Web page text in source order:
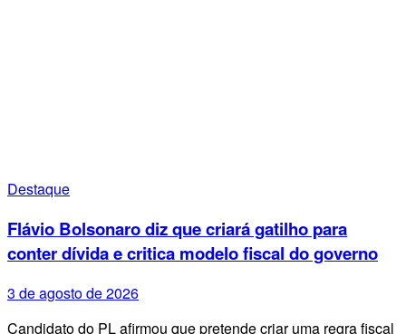
Destaque
Flávio Bolsonaro diz que criará gatilho para
conter dívida e critica modelo fiscal do governo
3 de agosto de 2026
Candidato do PL afirmou que pretende criar uma regra fiscal